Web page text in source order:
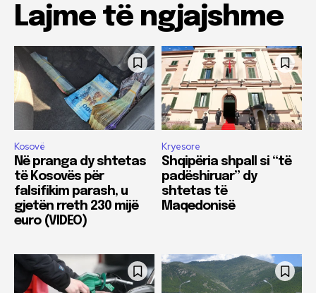
Lajme të ngjajshme
Kosovë
Në pranga dy shtetas
të Kosovës për
falsifikim parash, u
gjetën rreth 230 mijë
euro (VIDEO)
Kryesore
Shqipëria shpall si “të
padëshiruar” dy
shtetas të
Maqedonisë